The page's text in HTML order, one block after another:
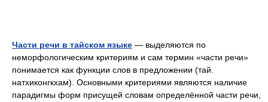
Части речи в тайском языке — выделяются по
неморфологическим критериям и сам термин «части речи»
понимается как функции слов в предложении (тай.
натхиконгкхам). Основными критериями являются наличие
парадигмы форм присущей словам определённой части речи,